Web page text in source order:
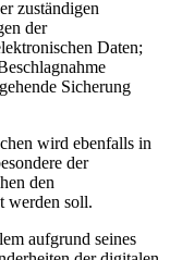
zuständigen
der
Daten;
Sicherung
wird ebenfalls in
der
den
werden soll.
aufgrund seines